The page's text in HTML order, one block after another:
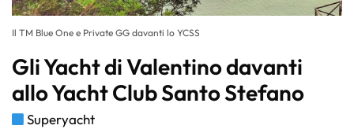
Il TM Blue One e Private GG davanti lo YCSS
Gli Yacht di Valentino davanti
allo Yacht Club Santo Stefano
Superyacht